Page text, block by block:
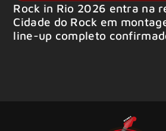
Rock in Rio 2026 entra na
Cidade do Rock em
line-up completo